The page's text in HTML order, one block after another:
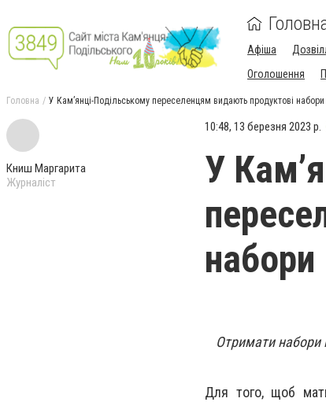
Афіша
Оголошення
Головна У Кам’янці-Подільському переселенцям видають продуктові набори
Книш Маргарита
Журналіст
10:48, 13 березня 2023 р.
У
набори
Отримати набори
Для того, щоб